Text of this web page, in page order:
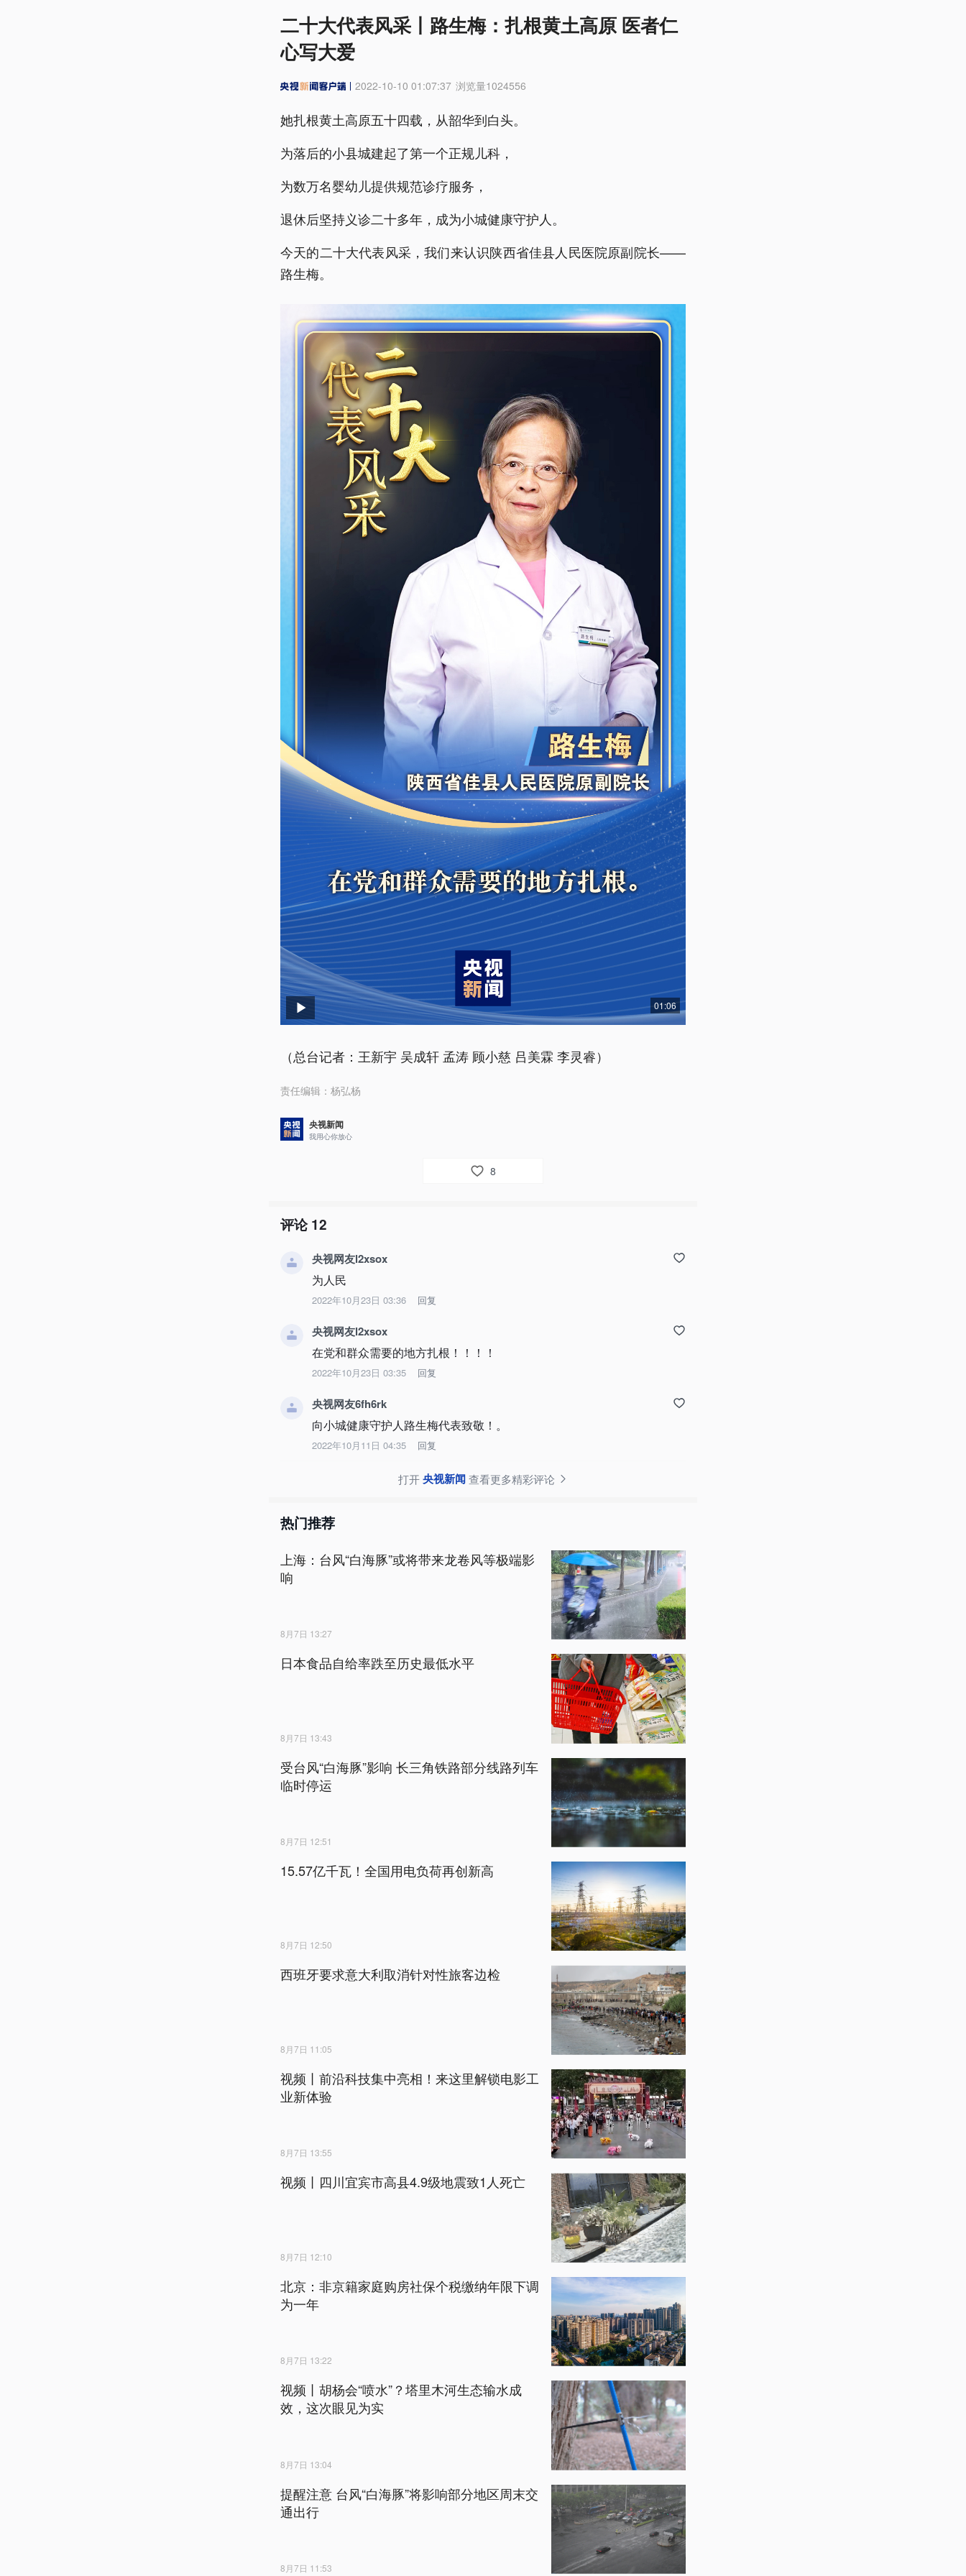
二十大代表风采丨路生梅：扎根黄土高原 医者仁
心写大爱
2022-10-10 01:07:37 浏览量1024556
她扎根黄土高原五十四载，从韶华到白头。
为落后的小县城建起了第一个正规儿科，
为数万名婴幼儿提供规范诊疗服务，
退休后坚持义诊二十多年，成为小城健康守护人。
今天的二十大代表风采，我们来认识陕西省佳县人民医院原副院长——
路生梅。
01:06
（总台记者：王新宇 吴成轩 孟涛 顾小慈 吕美霖 李灵睿）
责任编辑： 杨弘杨
央视新闻
我用心你放心
8
评论12
央视网友l2xsox
为人民
2022年10月23日 03:36 回复
央视网友l2xsox
在党和群众需要的地方扎根！！！！
2022年10月23日 03:35 回复
央视网友6fh6rk
向小城健康守护人路生梅代表致敬！。
2022年10月11日 04:35 回复
打开央视新闻查看更多精彩评论
热门推荐
上海：台风“白海豚”或将带来龙卷风等极端影
响
8月7日 13:27
日本食品自给率跌至历史最低水平
8月7日 13:43
受台风“白海豚”影响 长三角铁路部分线路列车
临时停运
8月7日 12:51
15.57亿千瓦！全国用电负荷再创新高
8月7日 12:50
西班牙要求意大利取消针对性旅客边检
8月7日 11:05
视频丨前沿科技集中亮相！来这里解锁电影工
业新体验
8月7日 13:55
视频丨四川宜宾市高县4.9级地震致1人死亡
8月7日 12:10
北京：非京籍家庭购房社保个税缴纳年限下调
为一年
8月7日 13:22
视频丨胡杨会“喷水”？塔里木河生态输水成
效，这次眼见为实
8月7日 13:04
提醒注意 台风“白海豚”将影响部分地区周末交
通出行
8月7日 11:53